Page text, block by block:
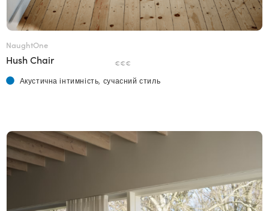
NaughtOne
Hush Chair €€€
Акустична інтимність, сучасний стиль